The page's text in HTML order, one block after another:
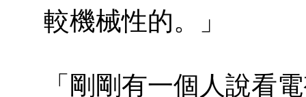
較機械性的。」
「剛剛有一個人說看